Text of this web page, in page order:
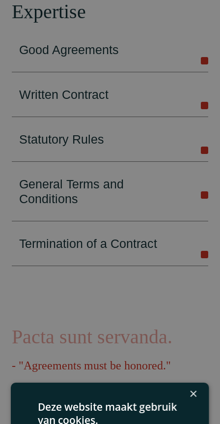
Expertise
Good Agreements
Written Contract
Statutory Rules
General Terms and
Conditions
Termination of a Contract
Pacta sunt servanda.
- "Agreements must be honored."
×
Deze website maakt gebruik
van cookies.